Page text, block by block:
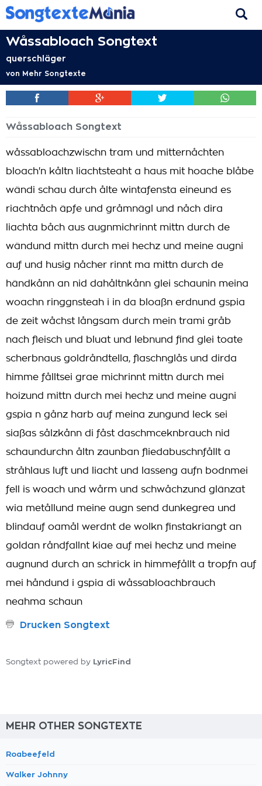
Wåssabloach Songtext
querschläger
von Mehr Songtexte
Wåssabloach Songtext
wåssabloachzwischn tram und mitternåchten
bloach'n kåltn liachtsteaht a haus mit hoache blåbe
wändi schau durch ålte wintafensta eineund es
riachtnåch äpfe und gråmnägl und nåch dira
liachta båch aus augnmichrinnt mittn durch de
wändund mittn durch mei hechz und meine augni
auf und husig nåcher rinnt ma mittn durch de
händkånn an nid dahåltnkånn glei schaunin meina
woachn ringgnsteah i in da bloaßn erdnund gspia
de zeit wåchst långsam durch mein trami gråb
nach fleisch und bluat und lebnund find glei toate
scherbnaus goldråndtella, flaschnglås und dirda
himme fålltsei grae michrinnt mittn durch mei
hoizund mittn durch mei hechz und meine augni
gspia n gånz harb auf meina zungund leck sei
siaßas sålzkånn di fåst daschmceknbrauch nid
schaundurchn åltn zaunban fliedabuschnfållt a
stråhlaus luft und liacht und lasseng aufn bodnmei
fell is woach und wårm und schwåchzund glänzat
wia metållund meine augn send dunkegrea und
blindauf oamål werdnt de wolkn finstakriangt an
goldan råndfallnt kiae auf mei hechz und meine
augnund durch an schrick in himmefållt a tropfn auf
mei håndund i gspia di wåssabloachbrauch
neahma schaun
Drucken Songtext
Songtext powered by LyricFind
MEHR OTHER SONGTEXTE
Roabeefeld
Walker Johnny